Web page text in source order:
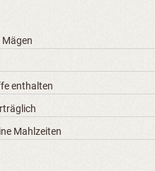
enthalten
Mahlzeiten